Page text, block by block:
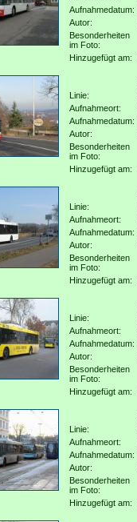
Aufnahmedatum:
Autor:
Besonderheiten
im Foto:
Hinzugefügt am:
Linie:
Aufnahmeort:
Aufnahmedatum:
Autor:
Besonderheiten
im Foto:
Hinzugefügt am:
Linie:
Aufnahmeort:
Aufnahmedatum:
Autor:
Besonderheiten
im Foto:
Hinzugefügt am:
Linie:
Aufnahmeort:
Aufnahmedatum:
Autor:
Besonderheiten
im Foto:
Hinzugefügt am:
Linie:
Aufnahmeort:
Aufnahmedatum:
Autor:
Besonderheiten
im Foto:
Hinzugefügt am: